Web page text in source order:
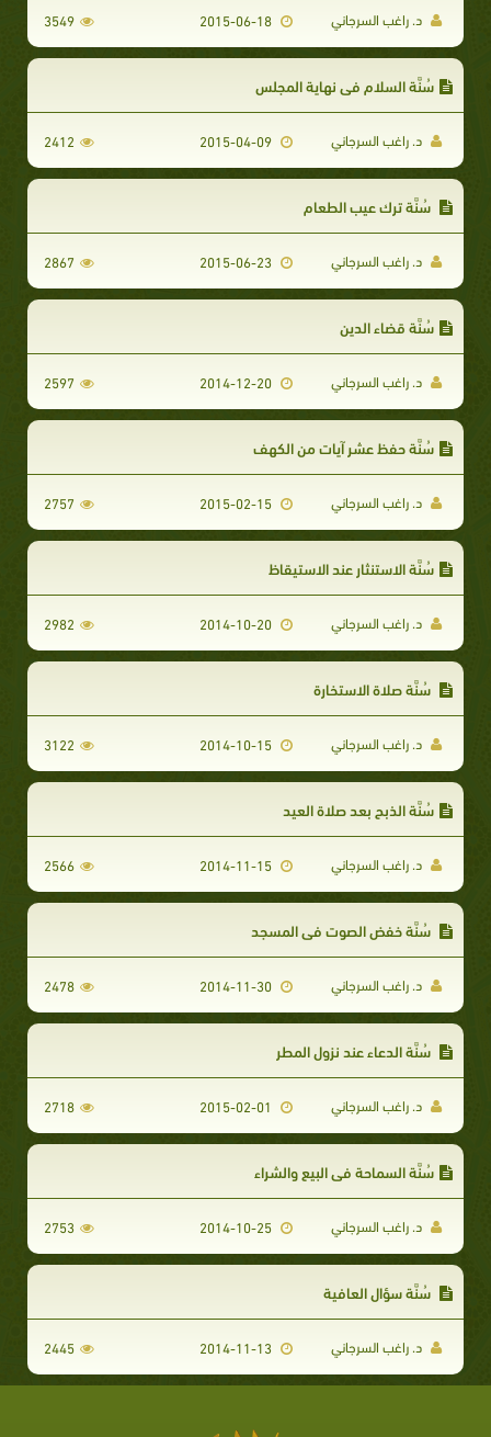
د. راغب السرجاني 2015-06-18
3549
سُنَّة السلام في نهاية المجلس
د. راغب السرجاني 2015-04-09
2412
سُنَّة ترك عيب الطعام
د. راغب السرجاني 2015-06-23
2867
سُنَّة قضاء الدين
د. راغب السرجاني 2014-12-20
2597
سُنَّة حفظ عشر آيات من الكهف
د. راغب السرجاني 2015-02-15
2757
سُنَّة الاستنثار عند الاستيقاظ
د. راغب السرجاني 2014-10-20
2982
سُنَّة صلاة الاستخارة
د. راغب السرجاني 2014-10-15
3122
سُنَّة الذبح بعد صلاة العيد
د. راغب السرجاني 2014-11-15
2566
سُنَّة خفض الصوت في المسجد
د. راغب السرجاني 2014-11-30
2478
سُنَّة الدعاء عند نزول المطر
د. راغب السرجاني 2718
سُنَّة السماحة في البيع والشراء
د. راغب السرجاني 2014-10-25
2753
سُنَّة سؤال العافية
د. راغب السرجاني 2014-11-13
2445